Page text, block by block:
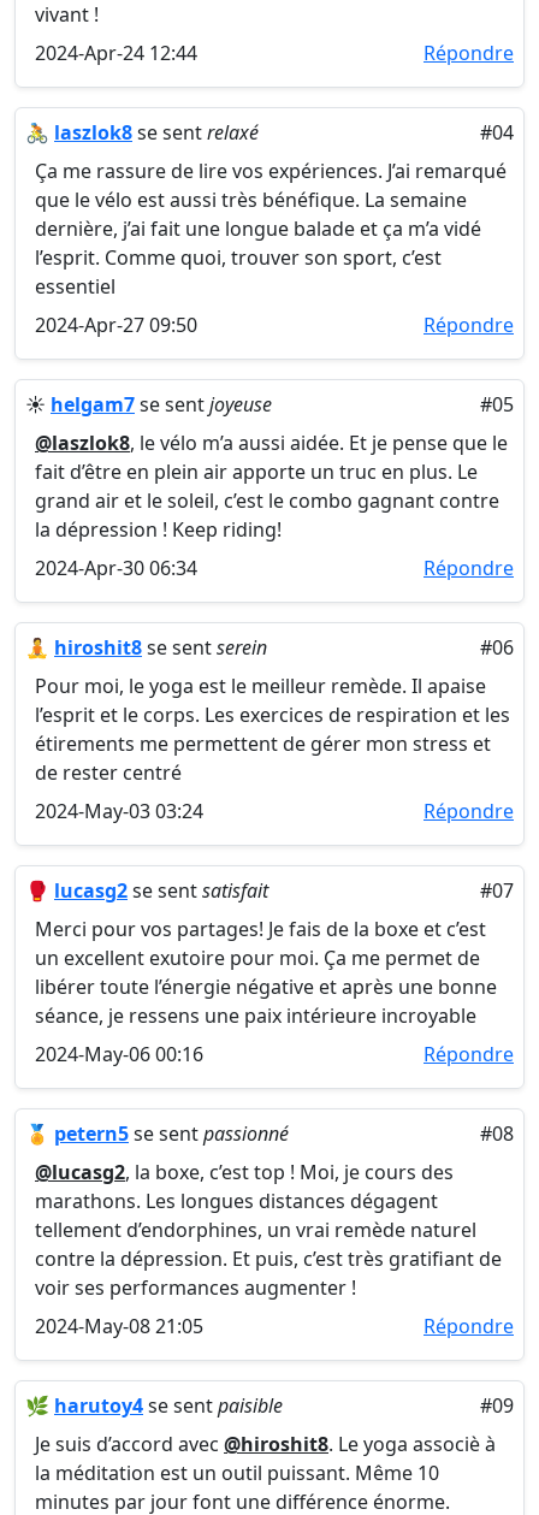
vivant !
2024-Apr-24 12:44
Répondre
🚴 laszlok8se sentrelaxé
#04
Ça me rassure de lire vos expériences. J’ai remarqué
que le vélo est aussi très bénéfique. La semaine
dernière, j’ai fait une longue balade et ça m’a vidé
l’esprit. Comme quoi, trouver son sport, c’est
essentiel
2024-Apr-27 09:50
Répondre
☀️ helgam7se sentjoyeuse
#05
@laszlok8, le vélo m’a aussi aidée. Et je pense que le
fait d’être en plein air apporte un truc en plus. Le
grand air et le soleil, c’est le combo gagnant contre
la dépression ! Keep riding!
2024-Apr-30 06:34
Répondre
🧘 hiroshit8se sentserein
#06
Pour moi, le yoga est le meilleur remède. Il apaise
l’esprit et le corps. Les exercices de respiration et les
étirements me permettent de gérer mon stress et
de rester centré
2024-May-03 03:24
Répondre
🥊 lucasg2se sentsatisfait
#07
Merci pour vos partages! Je fais de la boxe et c’est
un excellent exutoire pour moi. Ça me permet de
libérer toute l’énergie négative et après une bonne
séance, je ressens une paix intérieure incroyable
2024-May-06 00:16
Répondre
🏅 petern5se sentpassionné
#08
@lucasg2, la boxe, c’est top ! Moi, je cours des
marathons. Les longues distances dégagent
tellement d’endorphines, un vrai remède naturel
contre la dépression. Et puis, c’est très gratifiant de
voir ses performances augmenter !
2024-May-08 21:05
Répondre
🌿 harutoy4se sentpaisible
#09
Je suis d’accord avec @hiroshit8. Le yoga associè à
la méditation est un outil puissant. Même 10
minutes par jour font une différence énorme.